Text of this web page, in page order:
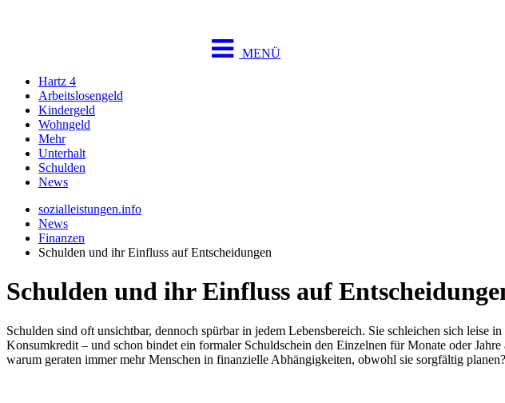
MENÜ
Hartz 4
Arbeitslosengeld
Kindergeld
Wohngeld
Mehr
Unterhalt
Schulden
News
sozialleistungen.info
News
Finanzen
Schulden und ihr Einfluss auf Entscheidungen
Schulden und ihr Einfluss auf
Schulden sind oft unsichtbar, dennoch spürbar in jedem Lebensbereich. Sie schleichen sich
Konsumkredit – und schon bindet ein formaler Schuldschein den Einzelnen für Monate oder
warum geraten immer mehr Menschen in finanzielle Abhängigkeiten, obwohl sie sorgfältig planen?